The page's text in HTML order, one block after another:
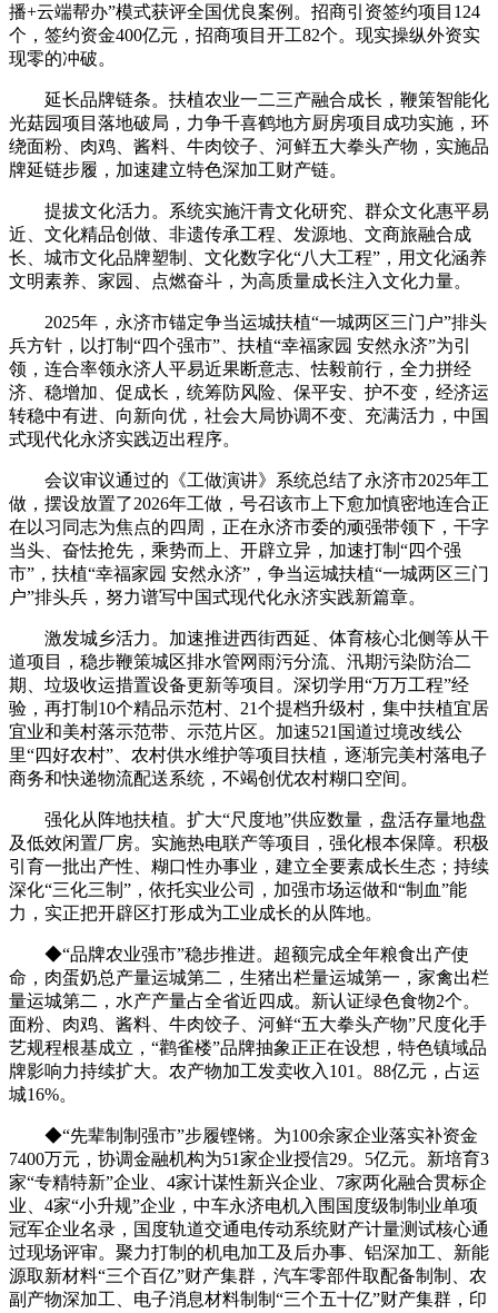
播+云端帮办”模式获评全国优良案例。招商引资签约项目124
个，签约资金400亿元，招商项目开工82个。现实操纵外资实
现零的冲破。
延长品牌链条。扶植农业一二三产融合成长，鞭策智能化
光菇园项目落地破局，力争千喜鹤地方厨房项目成功实施，环
绕面粉、肉鸡、酱料、牛肉饺子、河鲜五大拳头产物，实施品
牌延链步履，加速建立特色深加工财产链。
提拔文化活力。系统实施汗青文化研究、群众文化惠平易
近、文化精品创做、非遗传承工程、发源地、文商旅融合成
长、城市文化品牌塑制、文化数字化“八大工程”，用文化涵养
文明素养、家园、点燃奋斗，为高质量成长注入文化力量。
2025年，永济市锚定争当运城扶植“一城两区三门户”排头
兵方针，以打制“四个强市”、扶植“幸福家园 安然永济”为引
领，连合率领永济人平易近果断意志、怯毅前行，全力拼经
济、稳增加、促成长，统筹防风险、保平安、护不变，经济运
转稳中有进、向新向优，社会大局协调不变、充满活力，中国
式现代化永济实践迈出程序。
会议审议通过的《工做演讲》系统总结了永济市2025年工
做，摆设放置了2026年工做，号召该市上下愈加慎密地连合正
在以习同志为焦点的四周，正在永济市委的顽强带领下，干字
当头、奋怯抢先，乘势而上、开辟立异，加速打制“四个强
市”，扶植“幸福家园 安然永济”，争当运城扶植“一城两区三门
户”排头兵，努力谱写中国式现代化永济实践新篇章。
激发城乡活力。加速推进西街西延、体育核心北侧等从干
道项目，稳步鞭策城区排水管网雨污分流、汛期污染防治二
期、垃圾收运措置设备更新等项目。深切学用“万万工程”经
验，再打制10个精品示范村、21个提档升级村，集中扶植宜居
宜业和美村落示范带、示范片区。加速521国道过境改线公
里“四好农村”、农村供水维护等项目扶植，逐渐完美村落电子
商务和快递物流配送系统，不竭创优农村糊口空间。
强化从阵地扶植。扩大“尺度地”供应数量，盘活存量地盘
及低效闲置厂房。实施热电联产等项目，强化根本保障。积极
引育一批出产性、糊口性办事业，建立全要素成长生态；持续
深化“三化三制”，依托实业公司，加强市场运做和“制血”能
力，实正把开辟区打形成为工业成长的从阵地。
◆“品牌农业强市”稳步推进。超额完成全年粮食出产使
命，肉蛋奶总产量运城第二，生猪出栏量运城第一，家禽出栏
量运城第二，水产产量占全省近四成。新认证绿色食物2个。
面粉、肉鸡、酱料、牛肉饺子、河鲜“五大拳头产物”尺度化手
艺规程根基成立，“鹳雀楼”品牌抽象正正在设想，特色镇域品
牌影响力持续扩大。农产物加工发卖收入101。88亿元，占运
城16%。
◆“先辈制制强市”步履铿锵。为100余家企业落实补资金
7400万元，协调金融机构为51家企业授信29。5亿元。新培育3
家“专精特新”企业、4家计谋性新兴企业、7家两化融合贯标企
业、4家“小升规”企业，中车永济电机入围国度级制制业单项
冠军企业名录，国度轨道交通电传动系统财产计量测试核心通
过现场评审。聚力打制的机电加工及后办事、铝深加工、新能
源取新材料“三个百亿”财产集群，汽车零部件取配备制制、农
副产物深加工、电子消息材料制制“三个五十亿”财产集群，印